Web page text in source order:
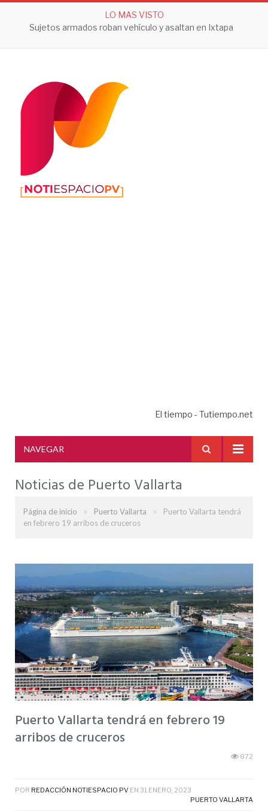
LO MAS VISTO
Sujetos armados roban vehículo y asaltan en Ixtapa
El tiempo - Tutiempo.net
NAVEGAR
Noticias de Puerto Vallarta
Página de inicio » Puerto Vallarta »
Puerto Vallarta tendrá
en febrero 19 arribos de cruceros
Puerto Vallarta tendrá en febrero 19
arribos de cruceros
872
POR REDACCIÓN NOTIESPACIO PV EN 31 ENERO, 2023
PUERTO VALLARTA